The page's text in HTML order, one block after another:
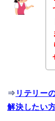
⇒ リテリー
解決したい